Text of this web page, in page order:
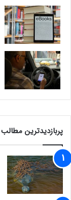
پربازدیدترین مطالب